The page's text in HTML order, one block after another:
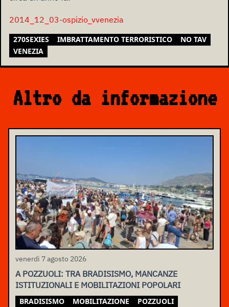
2014_12_03-ospizio_vvenezia
270SEXIES IMBRATTAMENTO TERRORISTICO
NO TAV
VENEZIA
Altro da informazione
venerdì 7 agosto 2026
A POZZUOLI: TRA BRADISISMO, MANCANZE
ISTITUZIONALI E MOBILITAZIONI POPOLARI
BRADISISMO MOBILITAZIONE POZZUOLI